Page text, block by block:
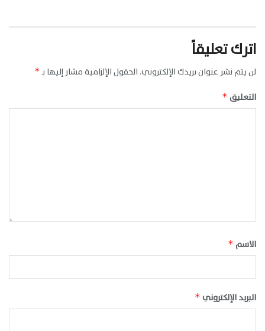
اترك تعليقاً
لن يتم نشر عنوان بريدك الإلكتروني. الحقول الإلزامية مشار إليها بـ*
التعليق *
الاسم *
البريد الإلكتروني *